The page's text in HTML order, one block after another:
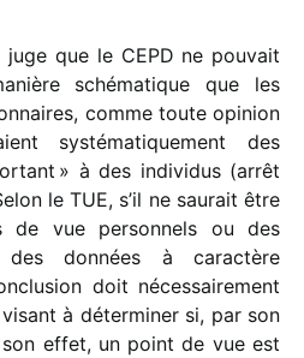
que le CEPD ne pouvait
sché­ma­tique que les
comme toute opinion
systé­ma­ti­que­ment des
» à des indi­vi­dus (arrêt
le TUE, s’il ne saurait être
de vue person­nels ou des
des données à carac­tère
doit néces­sai­re­ment
visant à déter­mi­ner si, par son
effet, un point de vue est